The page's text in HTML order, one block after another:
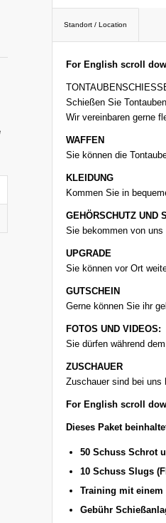
Standort / Location
For English scroll
Schießen Sie
Wir vereinbaren gerne
WAFFEN
Sie können die
KLEIDUNG
Kommen Sie in
GEHÖRSCHUTZ UND
Sie bekommen von
UPGRADE
Sie können vor Ort
GUTSCHEIN
Gerne können Sie ihr
FOTOS UND VIDEOS:
Sie dürfen während
ZUSCHAUER
Zuschauer sind bei
For English scroll
Dieses Paket
50 Schuss Schrot
10 Schuss Slugs
Training mit
Gebühr